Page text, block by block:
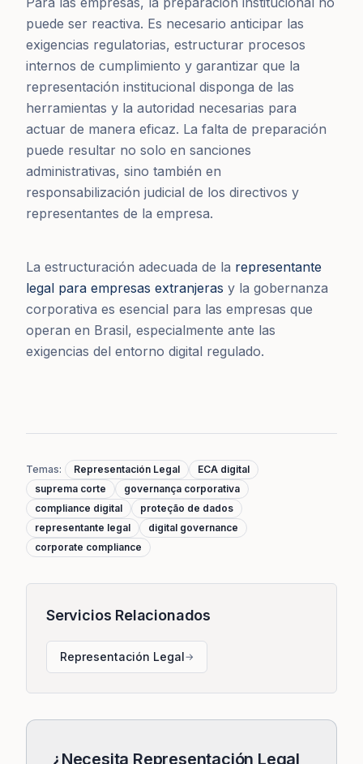
puede ser reactiva. Es necesario anticipar las
exigencias regulatorias, estructurar procesos
internos de cumplimiento y garantizar que la
representación institucional disponga de las
herramientas y la autoridad necesarias para
actuar de manera eficaz. La falta de preparación
puede resultar no solo en sanciones
administrativas, sino también en
responsabilización judicial de los directivos y
representantes de la empresa.
La estructuración adecuada de la representante
legal para empresas extranjeras y la gobernanza
corporativa es esencial para las empresas que
operan en Brasil, especialmente ante las
exigencias del entorno digital regulado.
Temas: Representación Legal
ECA digital
suprema corte
governança corporativa
compliance digital
proteção de dados
representante legal
digital governance
corporate compliance
Servicios Relacionados
Representación Legal→
¿Necesita Representación Legal